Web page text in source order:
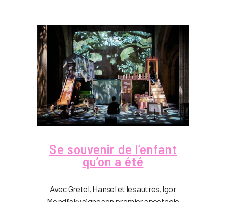
Se souvenir de l’enfant
qu’on a été
Avec Gretel, Hansel et les autres, Igor